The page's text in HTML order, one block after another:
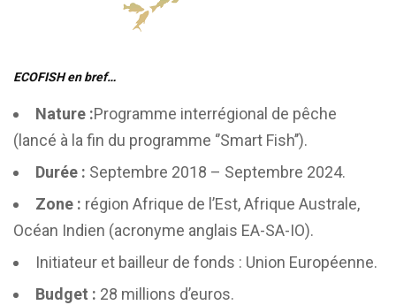
ECOFISH en bref…
Nature :Programme interrégional de pêche
(lancé à la fin du programme ‘’Smart Fish’’).
Durée : Septembre 2018 – Septembre 2024.
Zone : région Afrique de l’Est, Afrique Australe,
Océan Indien (acronyme anglais EA-SA-IO).
Initiateur et bailleur de fonds : Union Européenne.
Budget : 28 millions d’euros.